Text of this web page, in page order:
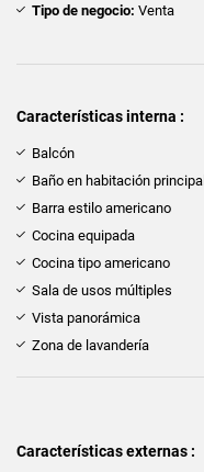
Tipo de negocio: Venta
Características interna :
Balcón
Baño en habitación principal
Barra estilo americano
Cocina equipada
Cocina tipo americano
Sala de usos múltiples
Vista panorámica
Zona de lavandería
Características externas :